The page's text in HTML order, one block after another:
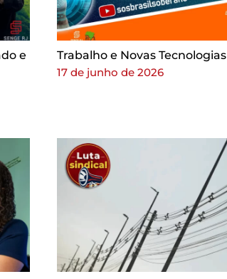
e
Trabalho e Novas Tecnologias
17 de junho de 2026